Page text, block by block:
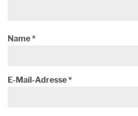
Name*
E-Mail-Adresse*